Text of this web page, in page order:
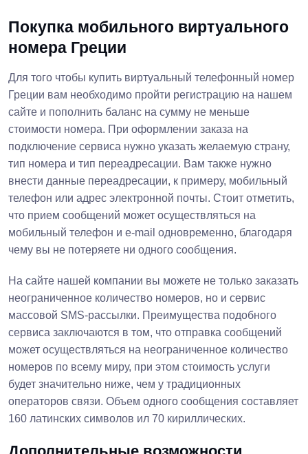
Покупка мобильного виртуального
номера Греции
Для того чтобы купить виртуальный телефонный номер
Греции вам необходимо пройти регистрацию на нашем
сайте и пополнить баланс на сумму не меньше
стоимости номера. При оформлении заказа на
подключение сервиса нужно указать желаемую страну,
тип номера и тип переадресации. Вам также нужно
внести данные переадресации, к примеру, мобильный
телефон или адрес электронной почты. Стоит отметить,
что прием сообщений может осуществляться на
мобильный телефон и e-mail одновременно, благодаря
чему вы не потеряете ни одного сообщения.
На сайте нашей компании вы можете не только заказать
неограниченное количество номеров, но и сервис
массовой SMS-рассылки. Преимущества подобного
сервиса заключаются в том, что отправка сообщений
может осуществляться на неограниченное количество
номеров по всему миру, при этом стоимость услуги
будет значительно ниже, чем у традиционных
операторов связи. Объем одного сообщения составляет
160 латинских символов ил 70 кириллических.